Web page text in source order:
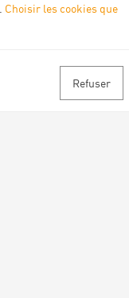
Choisir les cookies que
Refuser